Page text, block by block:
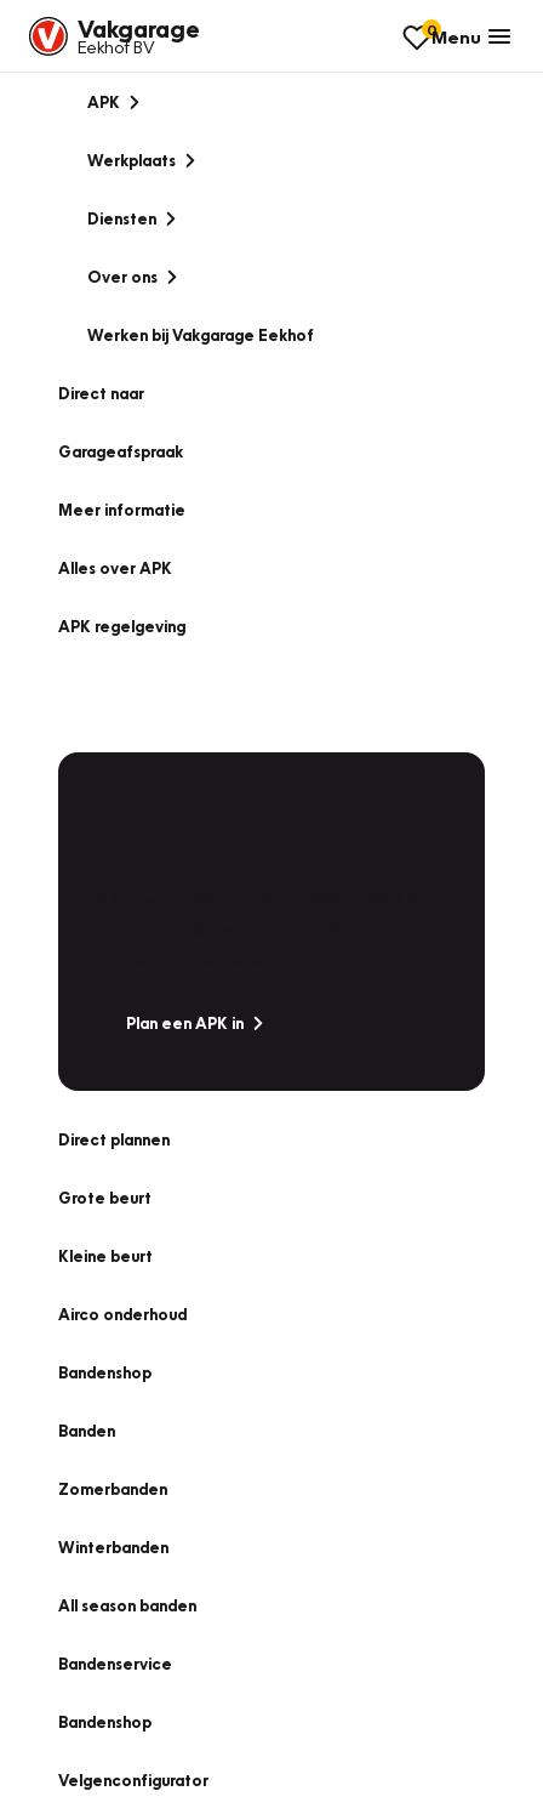
Vakgarage
Eekhof BV
0Menu
APK
Werkplaats
Diensten
Over ons
Werken bij Vakgarage Eekhof
Direct naar
Garageafspraak
Meer informatie
Alles over APK
APK regelgeving
Plan een APK in
Direct plannen
Grote beurt
Kleine beurt
Airco onderhoud
Bandenshop
Banden
Zomerbanden
Winterbanden
All season banden
Bandenservice
Bandenshop
Velgenconfigurator